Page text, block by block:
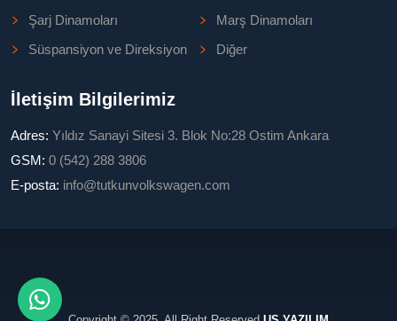
Şarj Dinamoları
Marş Dinamoları
Süspansiyon ve Direksiyon
Diğer
İletişim Bilgilerimiz
Adres: Yıldız Sanayi Sitesi 3. Blok No:28 Ostim Ankara
GSM: 0 (542) 288 3806
E-posta: info@tutkunvolkswagen.com